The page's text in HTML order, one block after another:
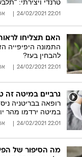
טרנדי ויצירתי:
22:01 24/02/2021
האם תצליחו
התמונה היפיפייה
להבחין בעז?
22:01 24/02/2021
גרביים במיטה זה
רופאה בבריטניה
במיטה ירדמו מהר
22:01 24/02/2021
מה הסיפור של